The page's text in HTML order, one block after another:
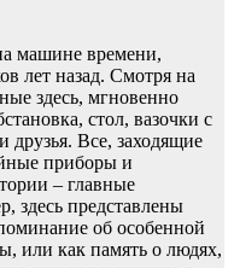
машине времени,
лет назад. Смотря на
здесь, мгновенно
стол, вазочки с
друзья. Все, заходящие
приборы и
– главные
здесь представлены
об особенной
или как память о людях,